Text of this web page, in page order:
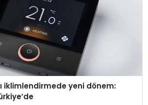
iklimlendirmede yeni dönem: